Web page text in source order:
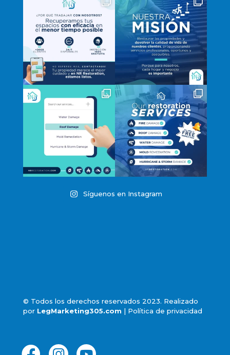
Síguenos en Instagram
© Todos los derechos reservados 2023. Realizado
por LegMarketing305.com | Política de privacidad